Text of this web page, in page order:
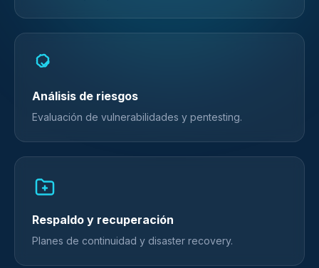
Análisis de riesgos
Evaluación de vulnerabilidades y pentesting.
Respaldo y recuperación
Planes de continuidad y disaster recovery.